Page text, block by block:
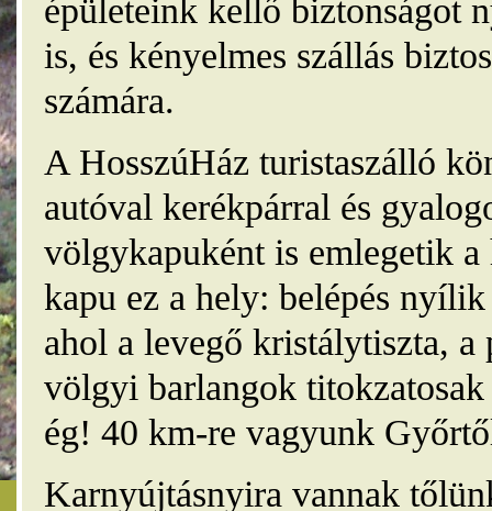
épületeink kellő biztonságot
is, és kényelmes szállás
számára.
A HosszúHáz turistaszálló
autóval kerékpárral és
völgykapuként is emlegetik
kapu ez a hely: belépés
ahol a levegő kristálytiszta, a
völgyi barlangok
ég! 40 km-re vagyunk
Karnyújtásnyira vannak